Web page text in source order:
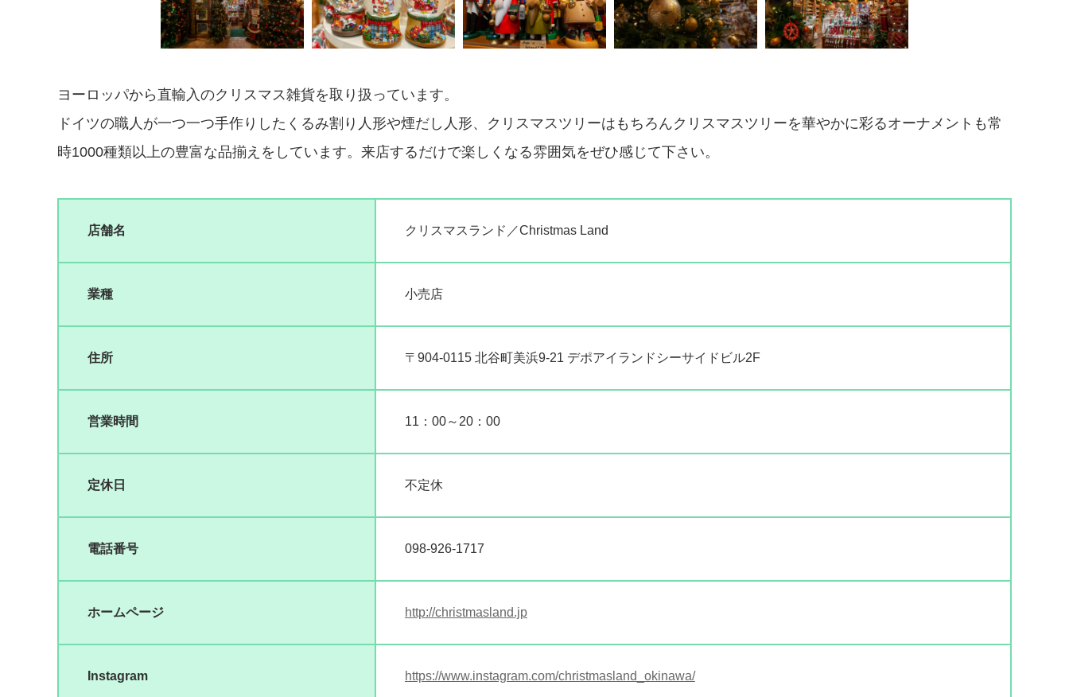
ヨーロッパから直輸入のクリスマス雑貨を取り扱っています。
ドイツの職人が一つ一つ手作りしたくるみ割り人形や煙だし人形、クリスマスツリーはもちろんクリスマスツリーを華やかに彩るオーナメントも常
時1000種類以上の豊富な品揃えをしています。来店するだけで楽しくなる雰囲気をぜひ感じて下さい。
店舗名 クリスマスランド／Christmas Land
業種 小売店
住所 〒904-0115 北谷町美浜9-21 デポアイランドシーサイドビル2F
営業時間 11：00～20：00
定休日 不定休
電話番号 098-926-1717
ホームページ http://christmasland.jp
Instagram https://www.instagram.com/christmasland_okinawa/